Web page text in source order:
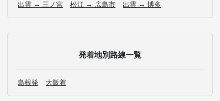
出雲 → 三ノ宮 松江 → 広島市 出雲 → 博多
発着地別路線一覧
島根発 大阪着